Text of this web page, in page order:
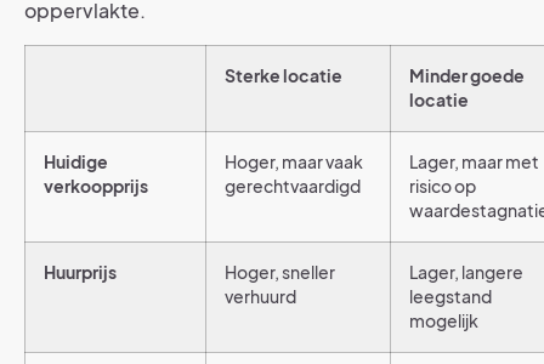
oppervlakte.
Sterke locatie
Minder goede
locatie
Huidige
verkoopprijs
Hoger, maar vaak
gerechtvaardigd
Lager, maar met
risico op
Huurprijs
Hoger, sneller
verhuurd
Lager, langere
leegstand
mogelijk